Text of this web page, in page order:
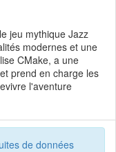
jeu mythique Jazz
modernes et une
CMake, a une
prend en charge les
l'aventure
de données